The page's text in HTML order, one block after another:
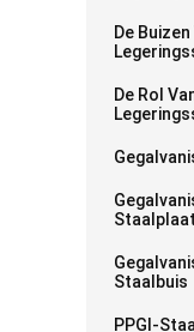
De
De Rol
Staalplaat
Staalbuis
PPGI-